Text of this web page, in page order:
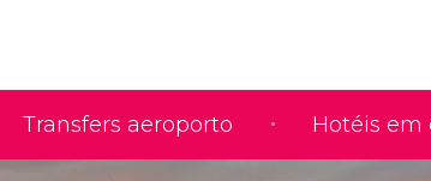
Transfers aeroporto Hotéis em